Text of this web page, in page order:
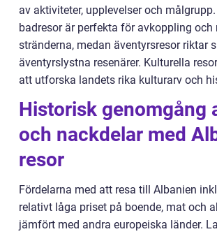
av aktiviteter, upplevelser och
badresor är perfekta för avkoppling
stränderna, medan äventyrsresor riktar
äventyrslystna resenärer. Kulturella
att utforska landets rika kulturarv och
Historisk genomgång
och nackdelar med
resor
Fördelarna med att resa till Albanien
relativt låga priset på boende, mat och
jämfört med andra europeiska länder.